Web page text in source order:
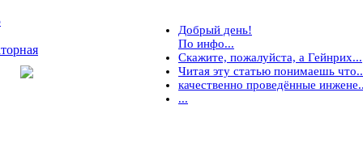
Добрый день!
По инфо...
Скажите, пожалуйста, а Гейнрих...
Читая эту статью понимаешь
качественно проведённые
...